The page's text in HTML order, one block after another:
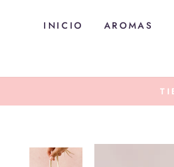
INICIO AROMAS